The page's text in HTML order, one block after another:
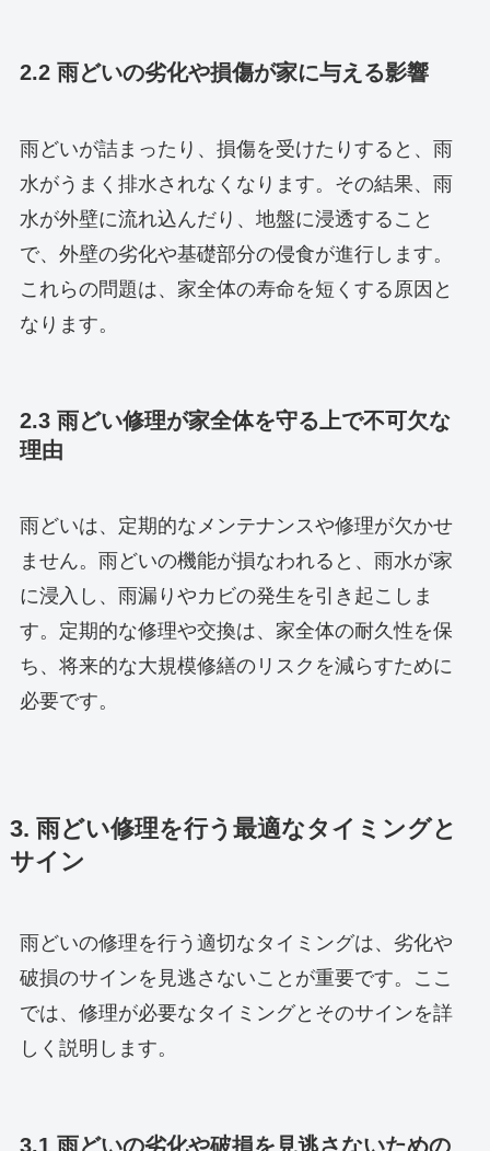
2.2 雨どいの劣化や損傷が家に与える影響
雨どいが詰まったり、損傷を受けたりすると、雨
水がうまく排水されなくなります。その結果、雨
水が外壁に流れ込んだり、地盤に浸透すること
で、外壁の劣化や基礎部分の侵食が進行します。
これらの問題は、家全体の寿命を短くする原因と
なります。
2.3 雨どい修理が家全体を守る上で不可欠な
理由
雨どいは、定期的なメンテナンスや修理が欠かせ
ません。雨どいの機能が損なわれると、雨水が家
に浸入し、雨漏りやカビの発生を引き起こしま
す。定期的な修理や交換は、家全体の耐久性を保
ち、将来的な大規模修繕のリスクを減らすために
必要です。
3. 雨どい修理を行う最適なタイミングと
サイン
雨どいの修理を行う適切なタイミングは、劣化や
破損のサインを見逃さないことが重要です。ここ
では、修理が必要なタイミングとそのサインを詳
しく説明します。
3.1 雨どいの劣化や破損を見逃さないための